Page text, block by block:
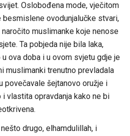
Oslobođena mode, vječitom
ovodunjalučke stvari,
muslimanke koje nenose
Ta pobjeda nije bila laka,
ova doba i u ovom svjetu gdje je
muslimanki trenutno prevladala
povečavale šejtanovo oružje i
i vlastita opravdanja kako ne bi
drugo, elhamdulillah, i